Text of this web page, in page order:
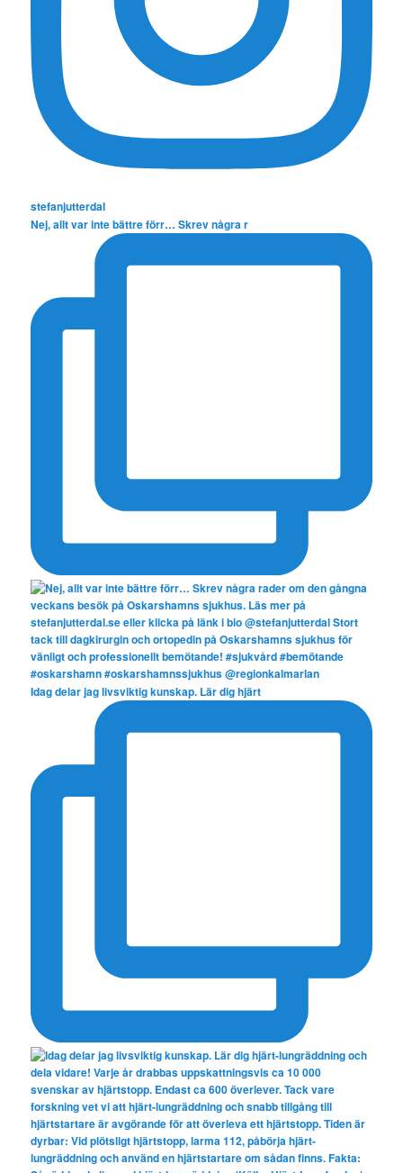
stefanjutterdal
Nej, allt var inte bättre förr… Skrev några r
Idag delar jag livsviktig kunskap. Lär dig hjärt